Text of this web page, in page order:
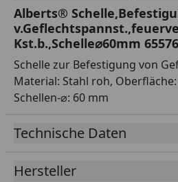
Alberts®
Kst.b.,Schelle⌀60mm
Schelle zur Befestigung von
Material: Stahl roh,
Schellen-⌀: 60 mm
Technische Daten
Hersteller